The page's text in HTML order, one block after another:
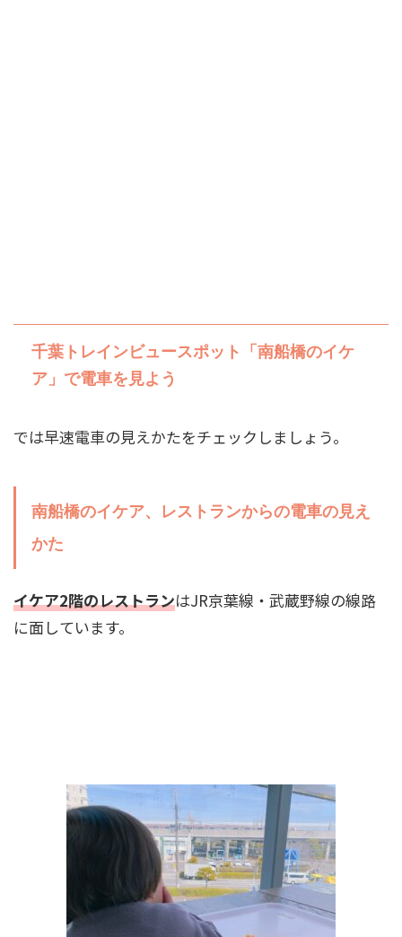
千葉トレインビュースポット「南船橋のイケ
ア」で電車を見よう
では早速電車の見えかたをチェックしましょう。
南船橋のイケア、レストランからの電車の見え
かた
イケア2階のレストランはJR京葉線・武蔵野線の線路
に面しています。